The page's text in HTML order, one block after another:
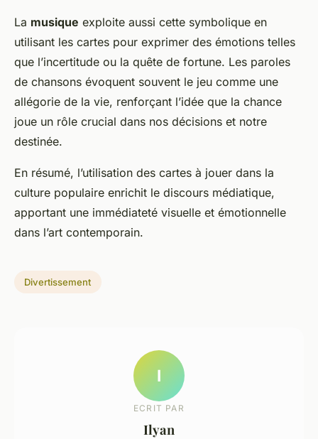
La musique exploite aussi cette symbolique en
utilisant les cartes pour exprimer des émotions telles
que l’incertitude ou la quête de fortune. Les paroles
de chansons évoquent souvent le jeu comme une
allégorie de la vie, renforçant l’idée que la chance
joue un rôle crucial dans nos décisions et notre
destinée.
En résumé, l’utilisation des cartes à jouer dans la
culture populaire enrichit le discours médiatique,
apportant une immédiateté visuelle et émotionnelle
dans l’art contemporain.
Divertissement
I
ECRIT PAR
Ilyan